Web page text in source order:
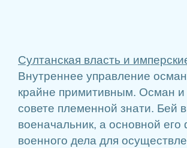
Султанская власть и
Внутреннее управление
крайне примитивным. Осман
совете племенной знати. Бей
военачальник, а основной
военного дела для